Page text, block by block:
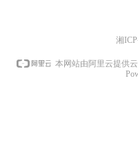
湘
本网站由阿里云提供